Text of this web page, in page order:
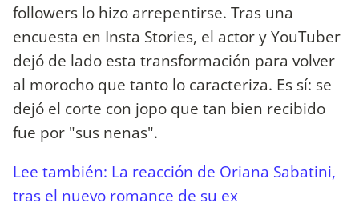
followers lo hizo arrepentirse. Tras una
encuesta en Insta Stories, el actor y YouTuber
dejó de lado esta transformación para volver
al morocho que tanto lo caracteriza. Es sí: se
dejó el corte con jopo que tan bien recibido
fue por "sus nenas".
Lee también: La reacción de Oriana Sabatini,
tras el nuevo romance de su ex